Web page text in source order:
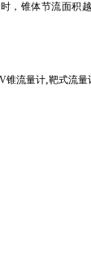
，锥体节流面积
V锥流量计,靶式流量